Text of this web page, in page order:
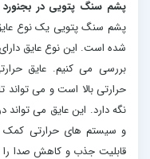
پشم سنگ پتویی در بجنورد
پشم سنگ پتویی یک نوع
شده است. این نوع عایق
بررسی می کنیم. عایق
حرارتی بالا است و می تواند
نگه دارد. این عایق می
و سیستم های حرارتی کمک
قابلیت جذب و کاهش صدا را